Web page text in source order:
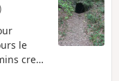
le
creux